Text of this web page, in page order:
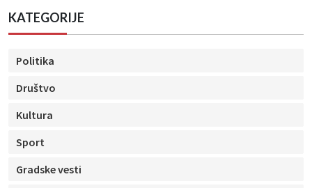
KATEGORIJE
Politika
Društvo
Kultura
Sport
Gradske vesti